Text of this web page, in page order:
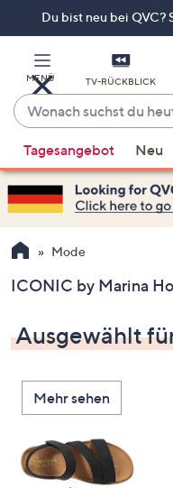
Du bist neu bei QVC?
MENÜ TV-RÜCKBLICK
Wonach
suchst
du
heute?
Vorschläge
verfügbar
sind,
verwenden
Sie
Pfeiltasten
oben
und
nach
unten
oder
wischen
Sie
Tagesangebot Neu
Mode
ICONIC by Marina
Ausgewählt
Mehr sehen